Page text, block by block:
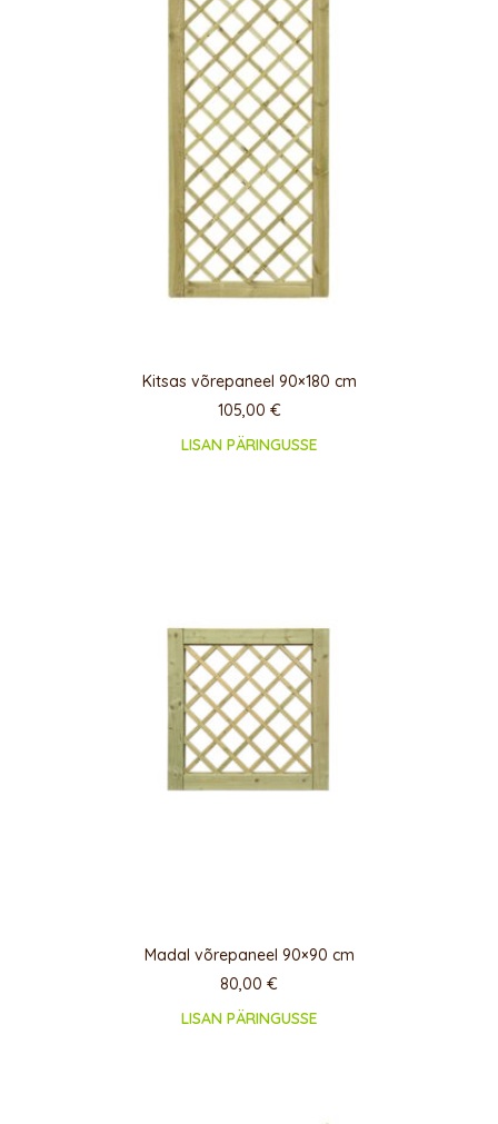
Kitsas võrepaneel 90×180 cm
105,00 €
LISAN PÄRINGUSSE
Madal võrepaneel 90×90 cm
80,00 €
LISAN PÄRINGUSSE